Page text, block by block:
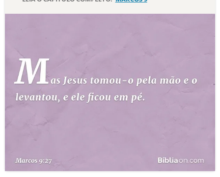
10 MANDAMENTOS
ESTUDOS BÍBLICOS
ESBOÇOS DE PREGAÇÃO
PERGUNTE À BÍBLIA